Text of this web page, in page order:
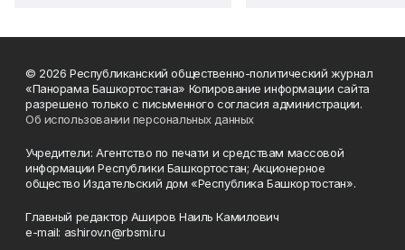
© 2026 Республиканский общественно-политический журнал
«Панорама Башкортостана» Копирование информации сайта
разрешено только с письменного согласия администрации.
Об использовании персональных данных
Учредители: Агентство по печати и средствам массовой
информации Республики Башкортостан; Акционерное
общество Издательский дом «Республика Башкортостан».
Главный редактор Аширов Наиль Камилович
e-mail: ashirov.n@rbsmi.ru